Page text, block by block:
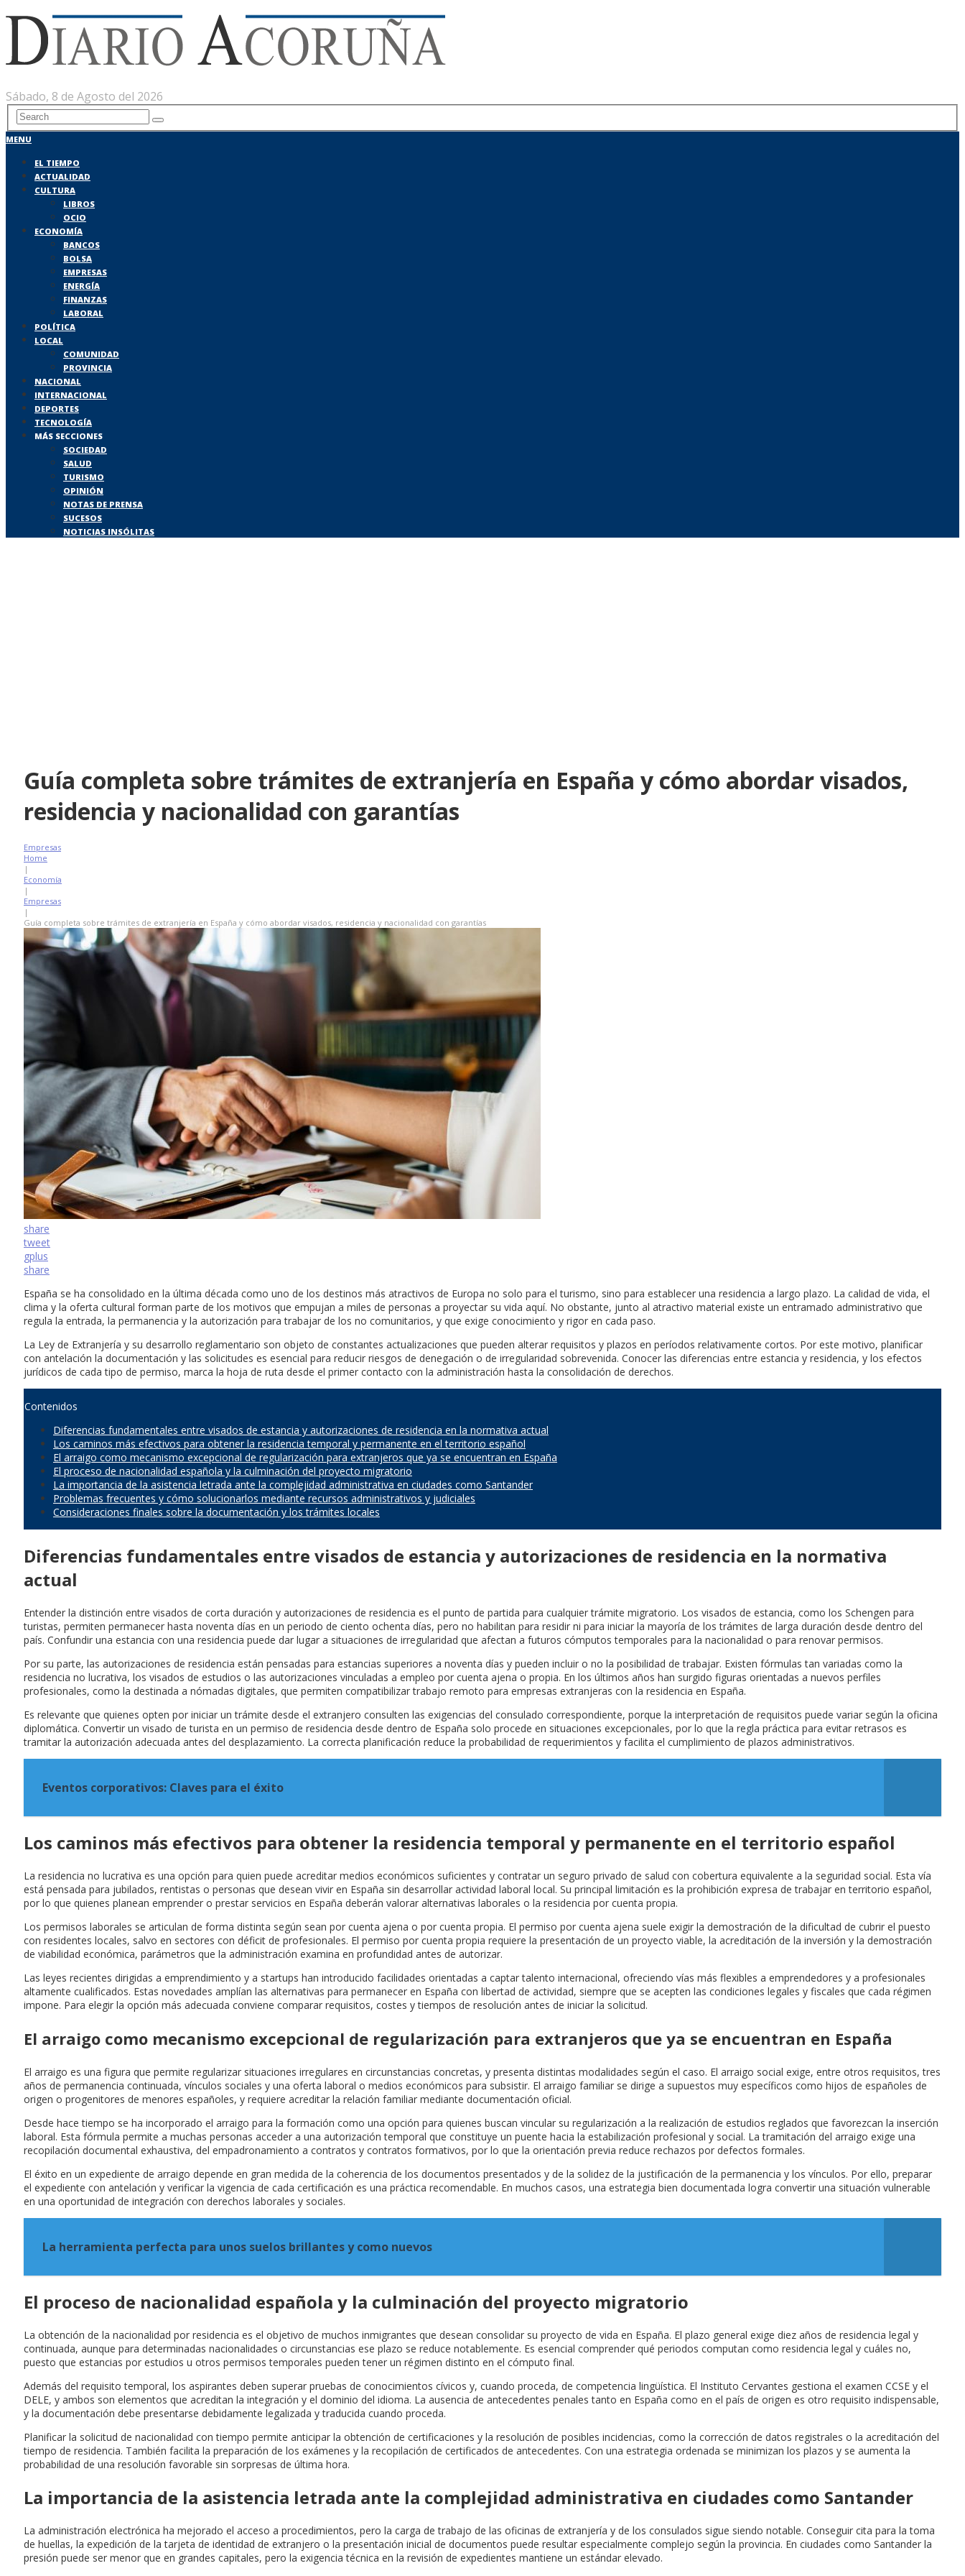
Sábado, 8 de Agosto del 2026
MENU
EL TIEMPO
ACTUALIDAD
CULTURA
LIBROS
OCIO
ECONOMÍA
BANCOS
BOLSA
EMPRESAS
ENERGÍA
FINANZAS
LABORAL
POLÍTICA
LOCAL
COMUNIDAD
PROVINCIA
NACIONAL
INTERNACIONAL
DEPORTES
TECNOLOGÍA
MÁS SECCIONES
SOCIEDAD
SALUD
TURISMO
OPINIÓN
NOTAS DE PRENSA
SUCESOS
NOTICIAS INSÓLITAS
Guía completa sobre trámites de extranjería en España y cómo abordar visados,
residencia y nacionalidad con garantías
Empresas
Home
|
Economía
|
Empresas
|
Guía completa sobre trámites de extranjería en España y cómo abordar visados, residencia y nacionalidad con garantías
share
tweet
gplus
share
España se ha consolidado en la última década como uno de los destinos más atractivos de Europa no solo para el turismo, sino para establecer una residencia a largo plazo. La calidad de vida, el
clima y la oferta cultural forman parte de los motivos que empujan a miles de personas a proyectar su vida aquí. No obstante, junto al atractivo material existe un entramado administrativo que
regula la entrada, la permanencia y la autorización para trabajar de los no comunitarios, y que exige conocimiento y rigor en cada paso.
La Ley de Extranjería y su desarrollo reglamentario son objeto de constantes actualizaciones que pueden alterar requisitos y plazos en períodos relativamente cortos. Por este motivo, planificar
con antelación la documentación y las solicitudes es esencial para reducir riesgos de denegación o de irregularidad sobrevenida. Conocer las diferencias entre estancia y residencia, y los efectos
jurídicos de cada tipo de permiso, marca la hoja de ruta desde el primer contacto con la administración hasta la consolidación de derechos.
Contenidos
Diferencias fundamentales entre visados de estancia y autorizaciones de residencia en la normativa actual
Los caminos más efectivos para obtener la residencia temporal y permanente en el territorio español
El arraigo como mecanismo excepcional de regularización para extranjeros que ya se encuentran en España
El proceso de nacionalidad española y la culminación del proyecto migratorio
La importancia de la asistencia letrada ante la complejidad administrativa en ciudades como Santander
Problemas frecuentes y cómo solucionarlos mediante recursos administrativos y judiciales
Consideraciones finales sobre la documentación y los trámites locales
Diferencias fundamentales entre visados de estancia y autorizaciones de residencia en la normativa
actual
Entender la distinción entre visados de corta duración y autorizaciones de residencia es el punto de partida para cualquier trámite migratorio. Los visados de estancia, como los Schengen para
turistas, permiten permanecer hasta noventa días en un periodo de ciento ochenta días, pero no habilitan para residir ni para iniciar la mayoría de los trámites de larga duración desde dentro del
país. Confundir una estancia con una residencia puede dar lugar a situaciones de irregularidad que afectan a futuros cómputos temporales para la nacionalidad o para renovar permisos.
Por su parte, las autorizaciones de residencia están pensadas para estancias superiores a noventa días y pueden incluir o no la posibilidad de trabajar. Existen fórmulas tan variadas como la
residencia no lucrativa, los visados de estudios o las autorizaciones vinculadas a empleo por cuenta ajena o propia. En los últimos años han surgido figuras orientadas a nuevos perfiles
profesionales, como la destinada a nómadas digitales, que permiten compatibilizar trabajo remoto para empresas extranjeras con la residencia en España.
Es relevante que quienes opten por iniciar un trámite desde el extranjero consulten las exigencias del consulado correspondiente, porque la interpretación de requisitos puede variar según la oficina
diplomática. Convertir un visado de turista en un permiso de residencia desde dentro de España solo procede en situaciones excepcionales, por lo que la regla práctica para evitar retrasos es
tramitar la autorización adecuada antes del desplazamiento. La correcta planificación reduce la probabilidad de requerimientos y facilita el cumplimiento de plazos administrativos.
Eventos corporativos: Claves para el éxito
Los caminos más efectivos para obtener la residencia temporal y permanente en el territorio español
La residencia no lucrativa es una opción para quien puede acreditar medios económicos suficientes y contratar un seguro privado de salud con cobertura equivalente a la seguridad social. Esta vía
está pensada para jubilados, rentistas o personas que desean vivir en España sin desarrollar actividad laboral local. Su principal limitación es la prohibición expresa de trabajar en territorio español,
por lo que quienes planean emprender o prestar servicios en España deberán valorar alternativas laborales o la residencia por cuenta propia.
Los permisos laborales se articulan de forma distinta según sean por cuenta ajena o por cuenta propia. El permiso por cuenta ajena suele exigir la demostración de la dificultad de cubrir el puesto
con residentes locales, salvo en sectores con déficit de profesionales. El permiso por cuenta propia requiere la presentación de un proyecto viable, la acreditación de la inversión y la demostración
de viabilidad económica, parámetros que la administración examina en profundidad antes de autorizar.
Las leyes recientes dirigidas a emprendimiento y a startups han introducido facilidades orientadas a captar talento internacional, ofreciendo vías más flexibles a emprendedores y a profesionales
altamente cualificados. Estas novedades amplían las alternativas para permanecer en España con libertad de actividad, siempre que se acepten las condiciones legales y fiscales que cada régimen
impone. Para elegir la opción más adecuada conviene comparar requisitos, costes y tiempos de resolución antes de iniciar la solicitud.
El arraigo como mecanismo excepcional de regularización para extranjeros que ya se encuentran en España
El arraigo es una figura que permite regularizar situaciones irregulares en circunstancias concretas, y presenta distintas modalidades según el caso. El arraigo social exige, entre otros requisitos, tres
años de permanencia continuada, vínculos sociales y una oferta laboral o medios económicos para subsistir. El arraigo familiar se dirige a supuestos muy específicos como hijos de españoles de
origen o progenitores de menores españoles, y requiere acreditar la relación familiar mediante documentación oficial.
Desde hace tiempo se ha incorporado el arraigo para la formación como una opción para quienes buscan vincular su regularización a la realización de estudios reglados que favorezcan la inserción
laboral. Esta fórmula permite a muchas personas acceder a una autorización temporal que constituye un puente hacia la estabilización profesional y social. La tramitación del arraigo exige una
recopilación documental exhaustiva, del empadronamiento a contratos y contratos formativos, por lo que la orientación previa reduce rechazos por defectos formales.
El éxito en un expediente de arraigo depende en gran medida de la coherencia de los documentos presentados y de la solidez de la justificación de la permanencia y los vínculos. Por ello, preparar
el expediente con antelación y verificar la vigencia de cada certificación es una práctica recomendable. En muchos casos, una estrategia bien documentada logra convertir una situación vulnerable
en una oportunidad de integración con derechos laborales y sociales.
La herramienta perfecta para unos suelos brillantes y como nuevos
El proceso de nacionalidad española y la culminación del proyecto migratorio
La obtención de la nacionalidad por residencia es el objetivo de muchos inmigrantes que desean consolidar su proyecto de vida en España. El plazo general exige diez años de residencia legal y
continuada, aunque para determinadas nacionalidades o circunstancias ese plazo se reduce notablemente. Es esencial comprender qué periodos computan como residencia legal y cuáles no,
puesto que estancias por estudios u otros permisos temporales pueden tener un régimen distinto en el cómputo final.
Además del requisito temporal, los aspirantes deben superar pruebas de conocimientos cívicos y, cuando proceda, de competencia lingüística. El Instituto Cervantes gestiona el examen CCSE y el
DELE, y ambos son elementos que acreditan la integración y el dominio del idioma. La ausencia de antecedentes penales tanto en España como en el país de origen es otro requisito indispensable,
y la documentación debe presentarse debidamente legalizada y traducida cuando proceda.
Planificar la solicitud de nacionalidad con tiempo permite anticipar la obtención de certificaciones y la resolución de posibles incidencias, como la corrección de datos registrales o la acreditación del
tiempo de residencia. También facilita la preparación de los exámenes y la recopilación de certificados de antecedentes. Con una estrategia ordenada se minimizan los plazos y se aumenta la
probabilidad de una resolución favorable sin sorpresas de última hora.
La importancia de la asistencia letrada ante la complejidad administrativa en ciudades como Santander
La administración electrónica ha mejorado el acceso a procedimientos, pero la carga de trabajo de las oficinas de extranjería y de los consulados sigue siendo notable. Conseguir cita para la toma
de huellas, la expedición de la tarjeta de identidad de extranjero o la presentación inicial de documentos puede resultar especialmente complejo según la provincia. En ciudades como Santander la
presión puede ser menor que en grandes capitales, pero la exigencia técnica en la revisión de expedientes mantiene un estándar elevado.